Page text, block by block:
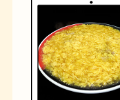
文房具